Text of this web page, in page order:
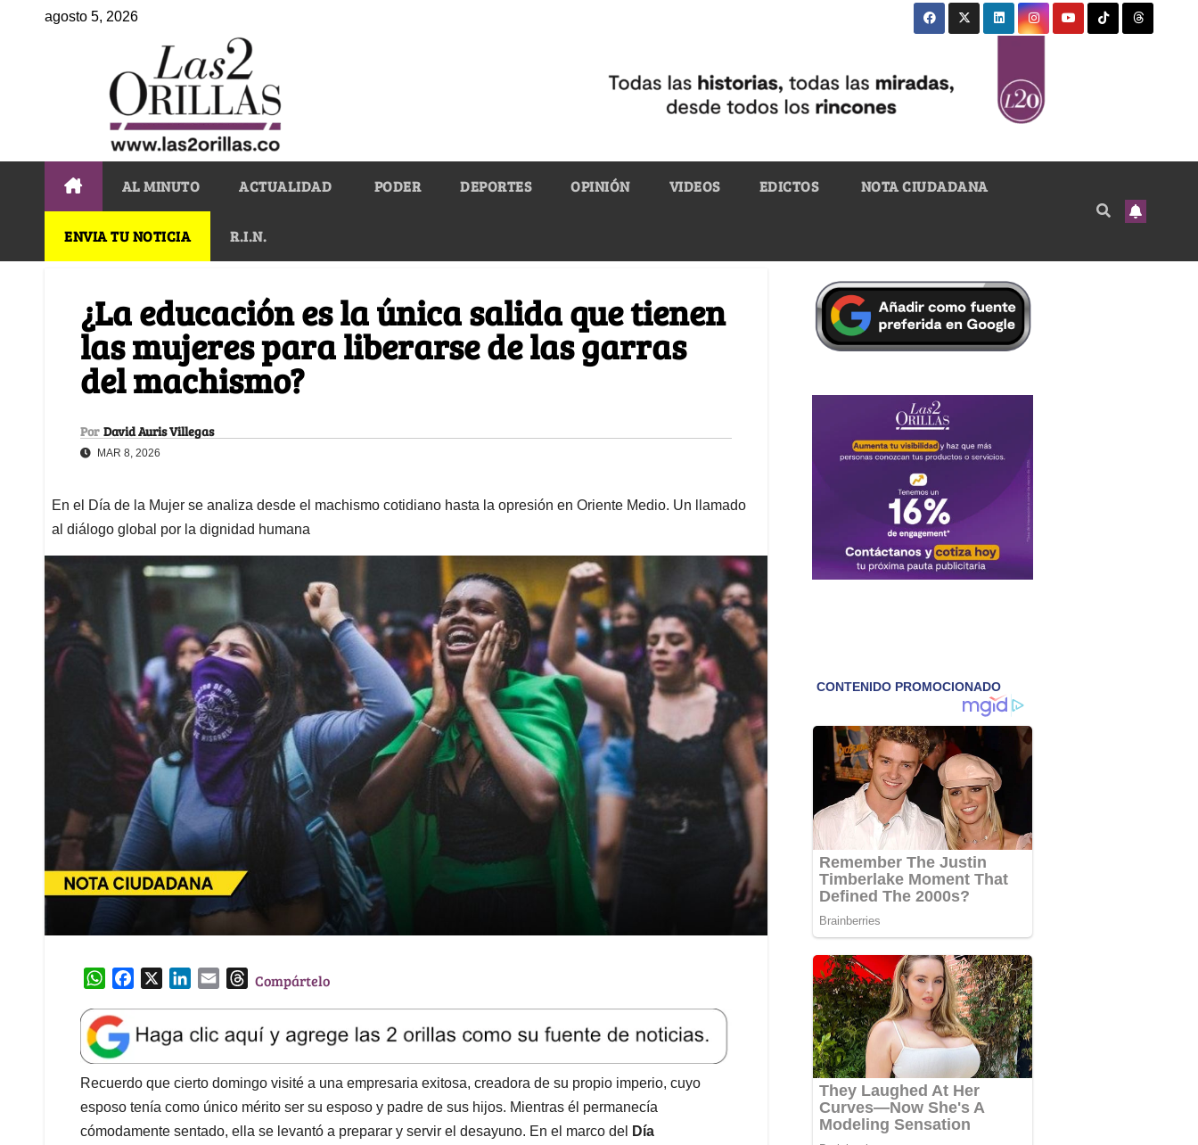
agosto 5, 2026
AL MINUTO ACTUALIDAD PODER DEPORTES OPINIÓN VIDEOS EDICTOS NOTA CIUDADANA
ENVIA TU NOTICIA R.I.N.
¿La educación es la única salida que tienen
las mujeres para liberarse de las garras
del machismo?
Por David Auris Villegas
MAR 8, 2026
En el Día de la Mujer se analiza desde el machismo cotidiano hasta la opresión en Oriente Medio. Un llamado
al diálogo global por la dignidad humana
W
a
t
s
A
p
p
e
b
o
o
k
k
e
d
I
n
l
T
e
a
d
s
Compártelo
Recuerdo que cierto domingo visité a una empresaria exitosa, creadora de su propio imperio, cuyo
esposo tenía como único mérito ser su esposo y padre de sus hijos. Mientras él permanecía
cómodamente sentado, ella se levantó a preparar y servir el desayuno. En el marco del
Día